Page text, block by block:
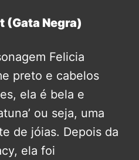
(Gata Negra)
Felicia
preto e cabelos
ela é bela e
ou seja, uma
de jóias. Depois da
ela foi